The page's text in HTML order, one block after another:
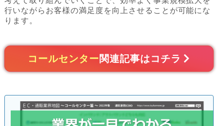
行いながらお客様の満足度を向上させることが可能にな
ります。
コールセンター 関連記事はコチラ